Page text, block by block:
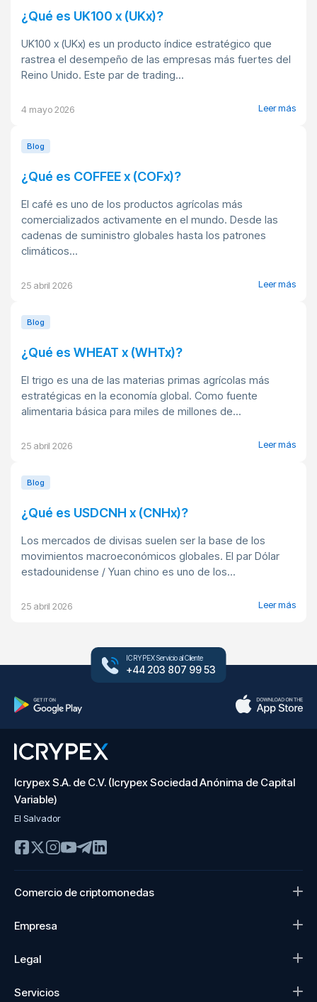
¿Qué es UK100 x (UKx)?
UK100 x (UKx) es un producto índice estratégico que
rastrea el desempeño de las empresas más fuertes del
Reino Unido. Este par de trading...
4 mayo 2026 Leer más
Blog
¿Qué es COFFEE x (COFx)?
El café es uno de los productos agrícolas más
comercializados activamente en el mundo. Desde las
cadenas de suministro globales hasta los patrones
climáticos...
25 abril 2026 Leer más
Blog
¿Qué es WHEAT x (WHTx)?
El trigo es una de las materias primas agrícolas más
estratégicas en la economía global. Como fuente
alimentaria básica para miles de millones de...
25 abril 2026 Leer más
Blog
¿Qué es USDCNH x (CNHx)?
Los mercados de divisas suelen ser la base de los
movimientos macroeconómicos globales. El par Dólar
estadounidense / Yuan chino es uno de los...
25 abril 2026 Leer más
ICRYPEX Servicio al Cliente
+44 203 807 99 53
Icrypex S.A. de C.V. (Icrypex Sociedad Anónima de Capital
Variable)
El Salvador
Comercio de criptomonedas
Empresa
Legal
Servicios